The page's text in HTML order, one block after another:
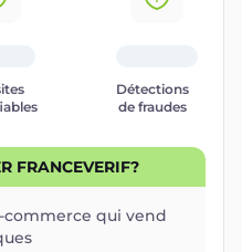
Détections
de fraudes
FRANCEVERIF?
commerce qui vend